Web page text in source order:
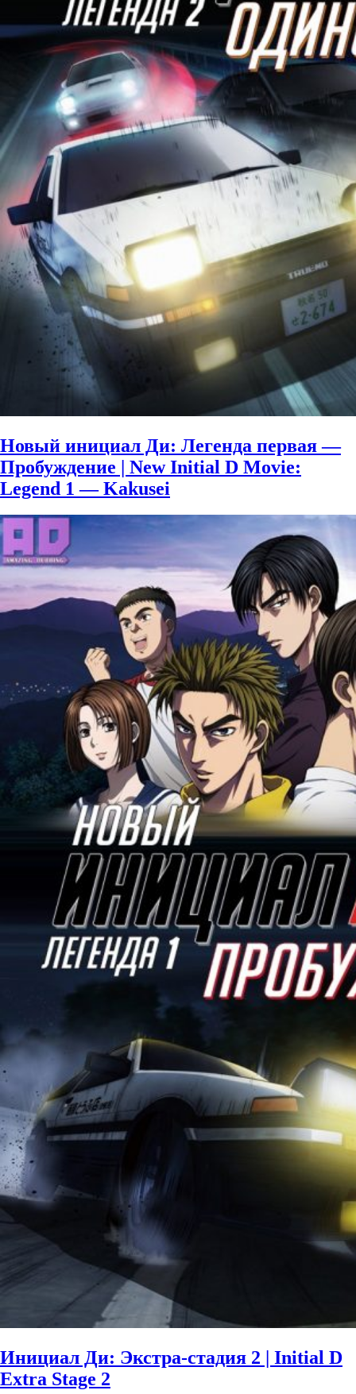
Новый инициал Ди: Легенда первая —
Пробуждение | New Initial D Movie:
Legend 1 — Kakusei
Инициал Ди: Экстра-стадия 2 | Initial D
Extra Stage 2